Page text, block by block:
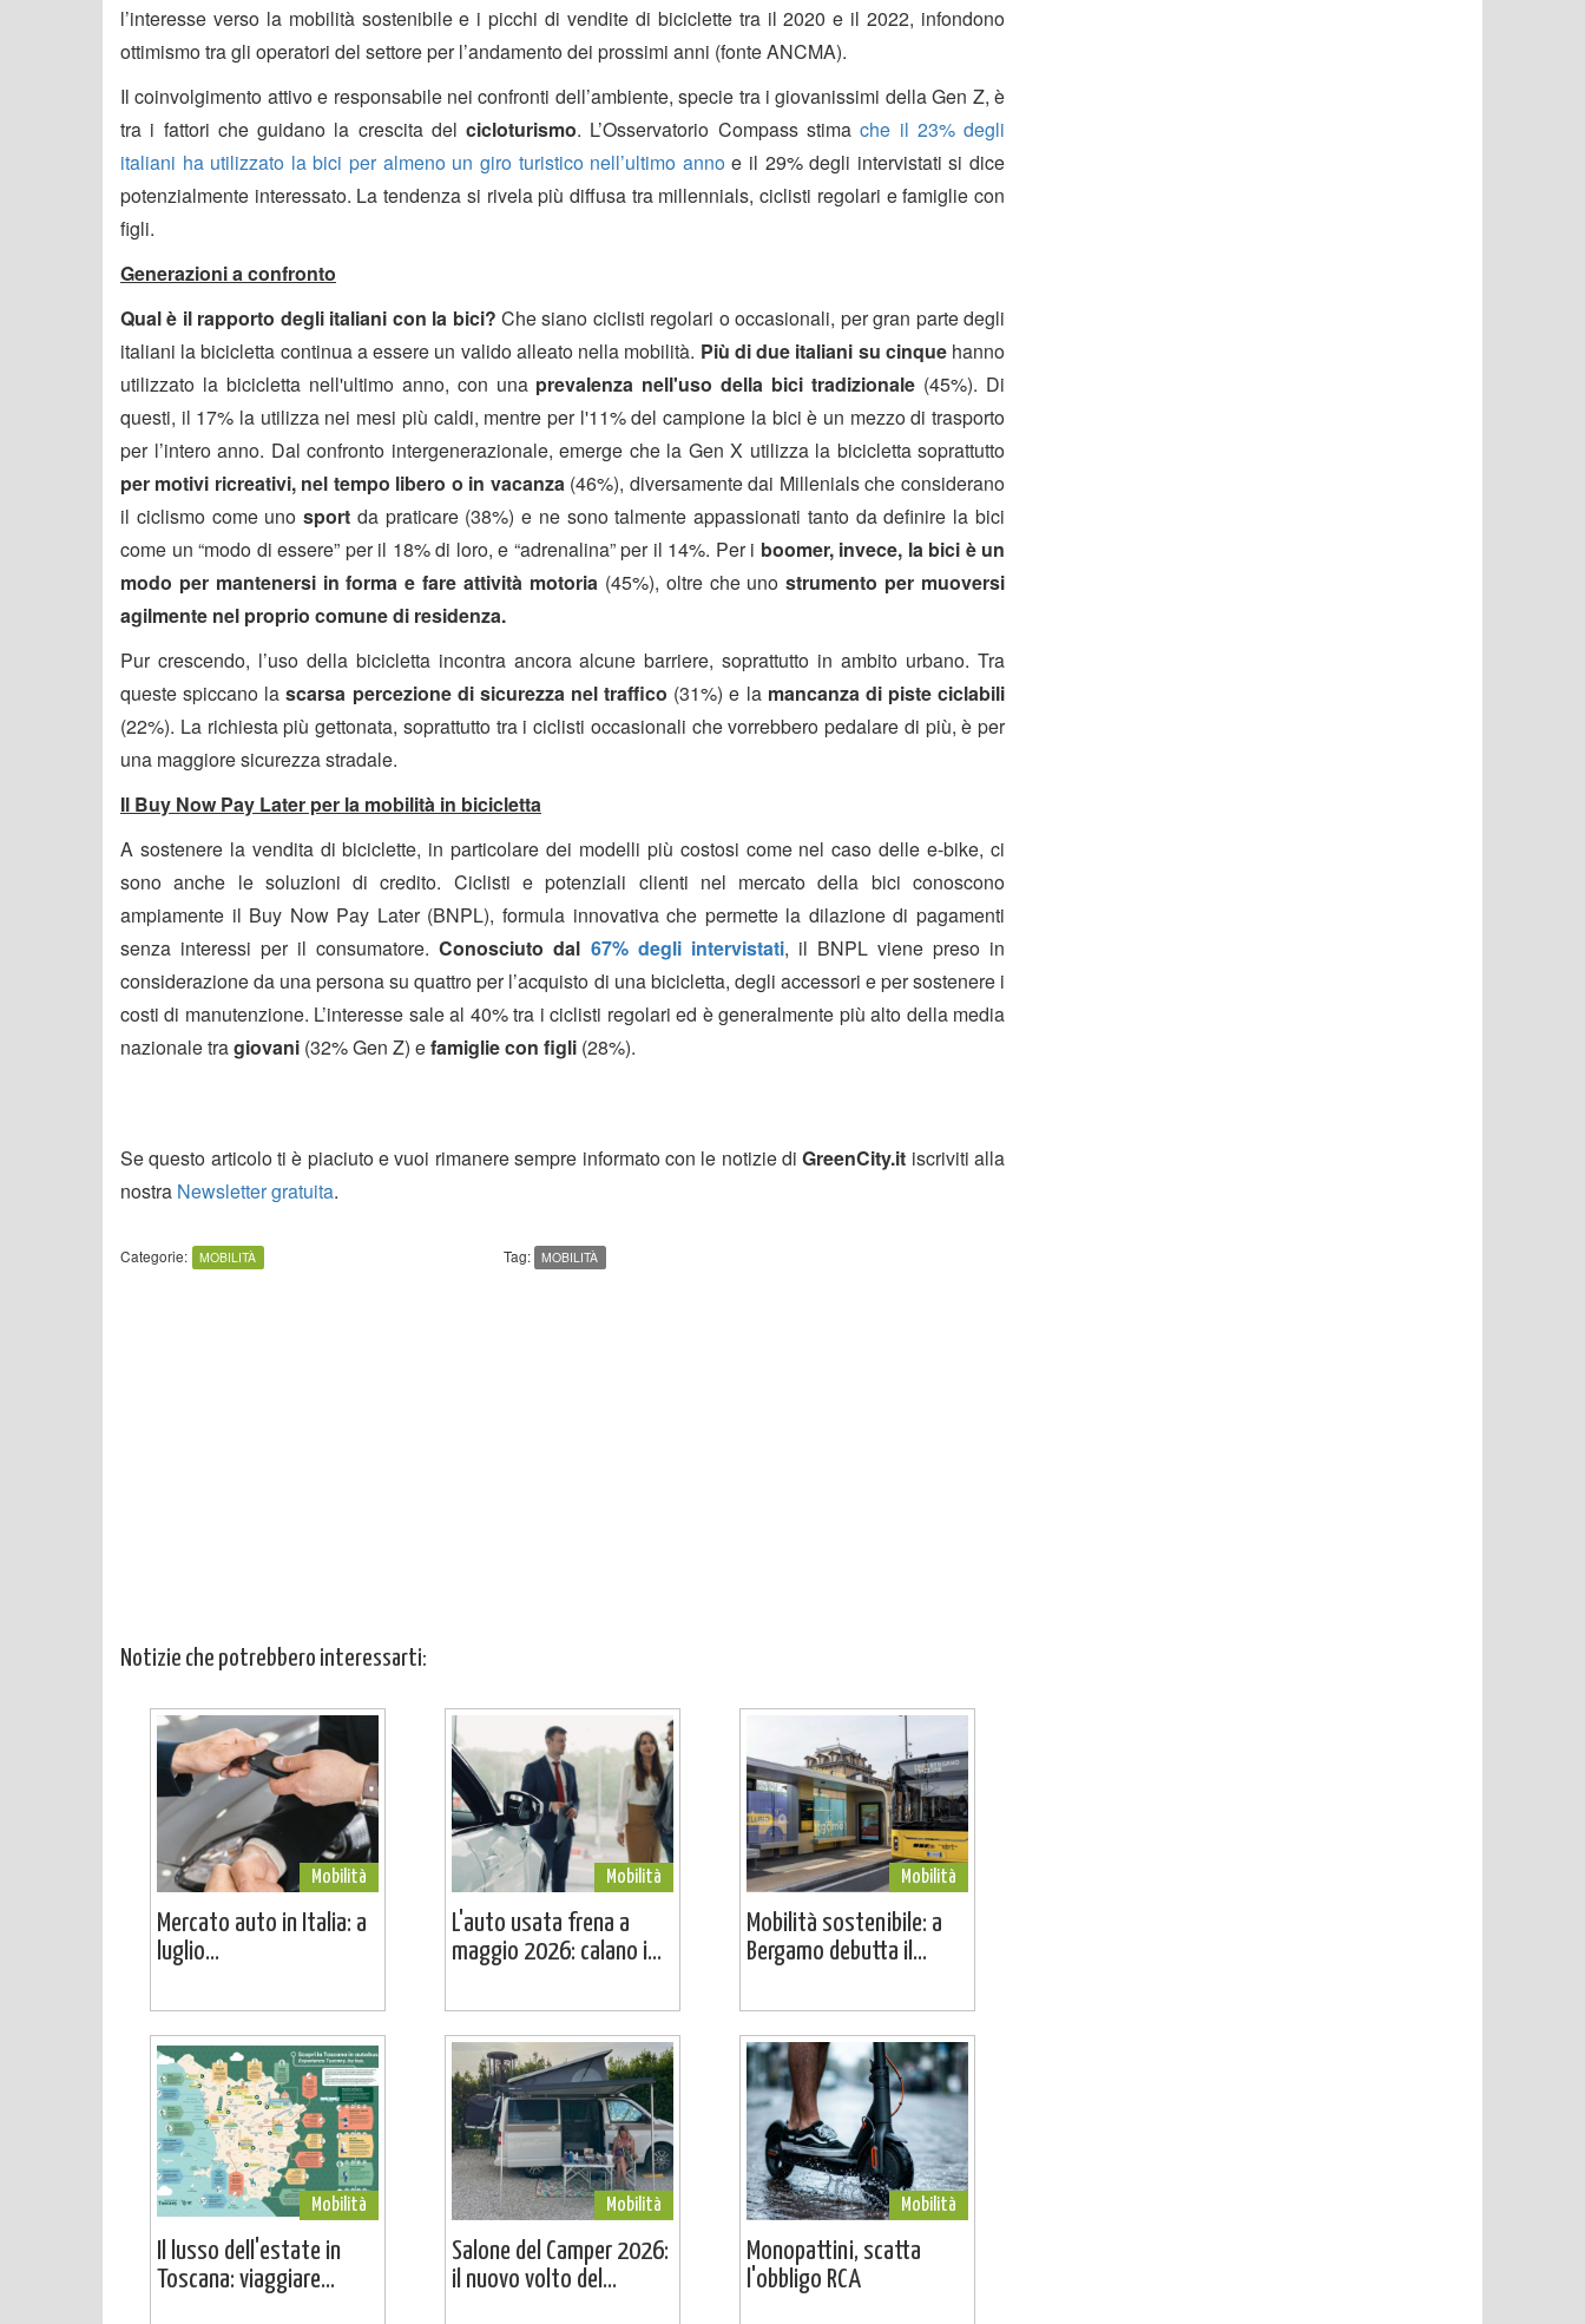
l’interesse verso la mobilità sostenibile e i picchi di vendite di biciclette tra il 2020 e il 2022, infondono
ottimismo tra gli operatori del settore per l’andamento dei prossimi anni (fonte ANCMA).
Il coinvolgimento attivo e responsabile nei confronti dell’ambiente, specie tra i giovanissimi della Gen Z, è
tra i fattori che guidano la crescita del cicloturismo. L’Osservatorio Compass stima che il 23% degli
italiani ha utilizzato la bici per almeno un giro turistico nell’ultimo anno e il 29% degli intervistati si dice
potenzialmente interessato. La tendenza si rivela più diffusa tra millennials, ciclisti regolari e famiglie con
figli.
Generazioni a confronto
Qual è il rapporto degli italiani con la bici? Che siano ciclisti regolari o occasionali, per gran parte degli
italiani la bicicletta continua a essere un valido alleato nella mobilità. Più di due italiani su cinque hanno
utilizzato la bicicletta nell'ultimo anno, con una prevalenza nell'uso della bici tradizionale (45%). Di
questi, il 17% la utilizza nei mesi più caldi, mentre per l'11% del campione la bici è un mezzo di trasporto
per l’intero anno. Dal confronto intergenerazionale, emerge che la Gen X utilizza la bicicletta soprattutto
per motivi ricreativi, nel tempo libero o in vacanza (46%), diversamente dai Millenials che considerano
il ciclismo come uno sport da praticare (38%) e ne sono talmente appassionati tanto da definire la bici
come un “modo di essere” per il 18% di loro, e “adrenalina” per il 14%. Per i boomer, invece, la bici è un
modo per mantenersi in forma e fare attività motoria (45%), oltre che uno strumento per muoversi
agilmente nel proprio comune di residenza.
Pur crescendo, l’uso della bicicletta incontra ancora alcune barriere, soprattutto in ambito urbano. Tra
queste spiccano la scarsa percezione di sicurezza nel traffico (31%) e la mancanza di piste ciclabili
(22%). La richiesta più gettonata, soprattutto tra i ciclisti occasionali che vorrebbero pedalare di più, è per
una maggiore sicurezza stradale.
Il Buy Now Pay Later per la mobilità in bicicletta
A sostenere la vendita di biciclette, in particolare dei modelli più costosi come nel caso delle e-bike, ci
sono anche le soluzioni di credito. Ciclisti e potenziali clienti nel mercato della bici conoscono
ampiamente il Buy Now Pay Later (BNPL), formula innovativa che permette la dilazione di pagamenti
senza interessi per il consumatore. Conosciuto dal 67% degli intervistati, il BNPL viene preso in
considerazione da una persona su quattro per l’acquisto di una bicicletta, degli accessori e per sostenere i
costi di manutenzione. L’interesse sale al 40% tra i ciclisti regolari ed è generalmente più alto della media
nazionale tragiovani (32% Gen Z) efamigliecon figli (28%).
Se questo articolo ti è piaciuto e vuoi rimanere sempre informato con le notizie diGreenCity.it iscriviti alla
nostra Newsletter gratuita.
Categorie: MOBILITÀ Tag: MOBILITÀ
Notizie che potrebbero interessarti:
Mobilità
Mercato auto in Italia: a
luglio...
Mobilità
L'auto usata frena a
maggio 2026: calano i...
Mobilità
Mobilità sostenibile: a
Bergamo debutta il...
Mobilità
Il lusso dell'estate in
Toscana: viaggiare...
Mobilità
Salone del Camper 2026:
il nuovo volto del...
Mobilità
Monopattini, scatta
l'obbligo RCA